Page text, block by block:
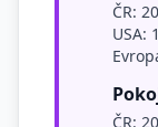
ČR:
USA:
ČR: